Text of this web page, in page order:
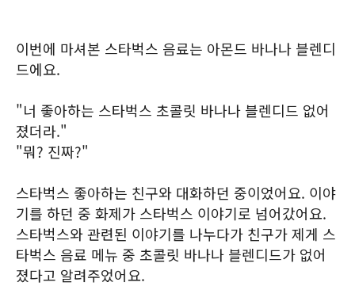
이번에 마셔본 스타벅스 음료는 아몬드 바나나 블렌디
드에요.
"너 좋아하는 스타벅스 초콜릿 바나나 블렌디드 없어
졌더라."
"뭐? 진짜?"
스타벅스 좋아하는 친구와 대화하던 중이었어요. 이야
기를 하던 중 화제가 스타벅스 이야기로 넘어갔어요.
스타벅스와 관련된 이야기를 나누다가 친구가 제게 스
타벅스 음료 메뉴 중 초콜릿 바나나 블렌디드가 없어
졌다고 알려주었어요.